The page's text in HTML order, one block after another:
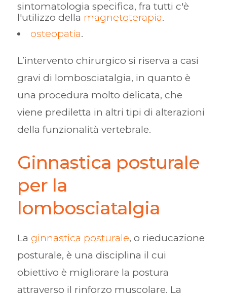
sintomatologia specifica, fra tutti c'è
l'utilizzo della magnetoterapia.
osteopatia.
L’intervento chirurgico si riserva a casi
gravi di lombosciatalgia, in quanto è
una procedura molto delicata, che
viene prediletta in altri tipi di alterazioni
della funzionalità vertebrale.
Ginnastica posturale
per la
lombosciatalgia
La ginnastica posturale, o rieducazione
posturale, è una disciplina il cui
obiettivo è migliorare la postura
attraverso il rinforzo muscolare. La